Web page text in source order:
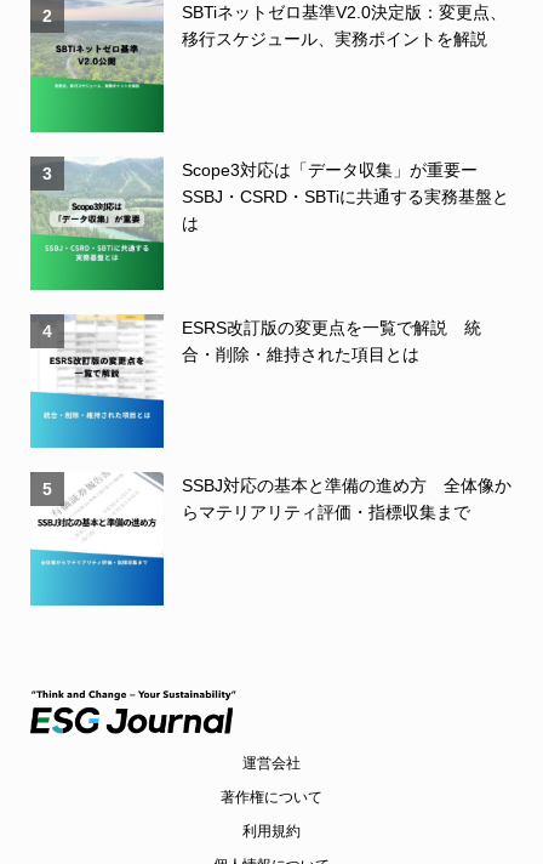
2
SBTiネットゼロ基準V2.0決定版：変更点、
移行スケジュール、実務ポイントを解説
3
Scope3対応は「データ収集」が重要ー
SSBJ・CSRD・SBTiに共通する実務基盤と
は
4
ESRS改訂版の変更点を一覧で解説 統
合・削除・維持された項目とは
5
SSBJ対応の基本と準備の進め方 全体像か
らマテリアリティ評価・指標収集まで
運営会社
著作権について
利用規約